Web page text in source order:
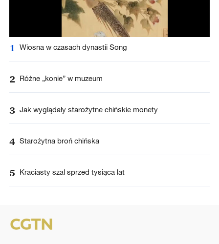
1 Wiosna w czasach dynastii Song
2 Różne „konie” w muzeum
3 Jak wyglądały starożytne chińskie monety
4 Starożytna broń chińska
5 Kraciasty szal sprzed tysiąca lat